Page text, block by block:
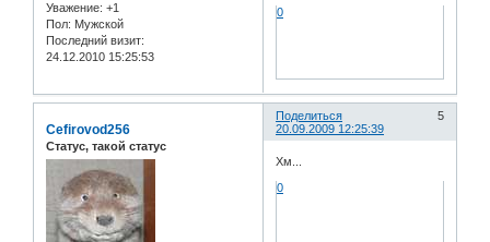
Уважение: +1
Пол: Мужской
Последний визит:
24.12.2010 15:25:53
0
Поделиться
5
20.09.2009 12:25:39
Cefirovod256
Статус, такой статус
Хм...
0